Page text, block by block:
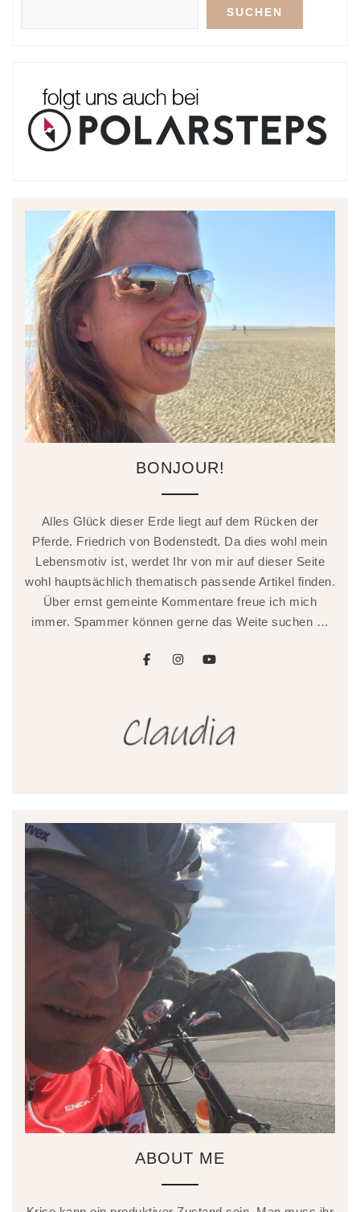
SUCHEN
BONJOUR!
Alles Glück dieser Erde liegt auf dem Rücken der
Pferde. Friedrich von Bodenstedt. Da dies wohl mein
Lebensmotiv ist, werdet Ihr von mir auf dieser Seite
wohl hauptsächlich thematisch passende Artikel finden.
Über ernst gemeinte Kommentare freue ich mich
immer. Spammer können gerne das Weite suchen …
ABOUT ME